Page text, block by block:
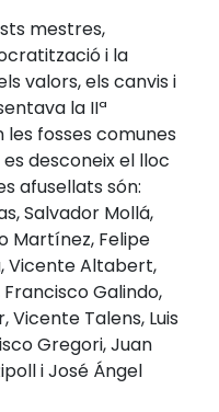
mestres,
i la
valors, els canvis i
la IIª
fosses comunes
desconeix el lloc
afusellats són:
Salvador Mollá,
Martínez, Felipe
Vicente Altabert,
Galindo,
Vicente Talens, Luis
Gregori, Juan
i José Ángel